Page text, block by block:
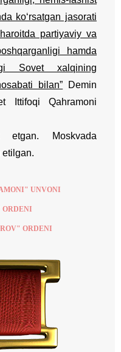
ko‘rsatgan jasorati
partiyaviy va
hamda
Sovet xalqining
bilan” Demin
Ittifoqi Qahramoni
etgan. Moskvada
etilgan.
UNVONI
ORDENI